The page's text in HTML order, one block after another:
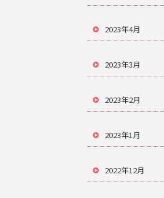
2023年4月
2023年3月
2023年2月
2023年1月
2022年12月